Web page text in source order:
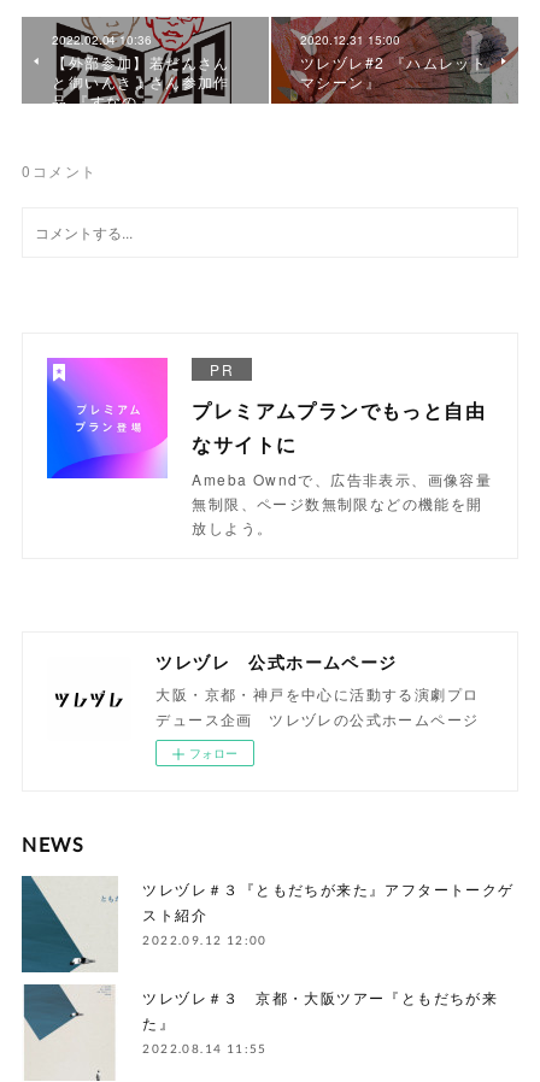
2022.02.04 10:36
【外部参加】若だんさん
と御いんきょさん参加作
品 『すなの』
2020.12.31 15:00
ツレヅレ#2 『ハムレット
マシーン』
0 コメント
PR
プレミアムプランでもっと自由
なサイトに
Ameba Owndで、広告非表示、画像容量
無制限、ページ数無制限などの機能を開
放しよう。
ツレヅレ 公式ホームページ
大阪・京都・神戸を中心に活動する演劇プロ
デュース企画 ツレヅレの公式ホームページ
フォロー
NEWS
ツレヅレ＃３『ともだちが来た』アフタートークゲ
スト紹介
2022.09.12 12:00
ツレヅレ＃３ 京都・大阪ツアー『ともだちが来
た』
2022.08.14 11:55